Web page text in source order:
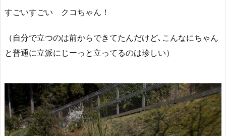
すごいすごい クコちゃん！
（自分で立つのは前からできてたんだけど､こんなにちゃん
と普通に立派にじーっと立ってるのは珍しい）